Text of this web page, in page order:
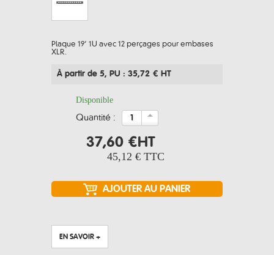
Plaque 19’ 1U avec 12 perçages pour embases
XLR.
À partir de 5, PU : 35,72 € HT
Disponible
quantité :
37,60 €HT
45,12 € TTC
EN SAVOIR +